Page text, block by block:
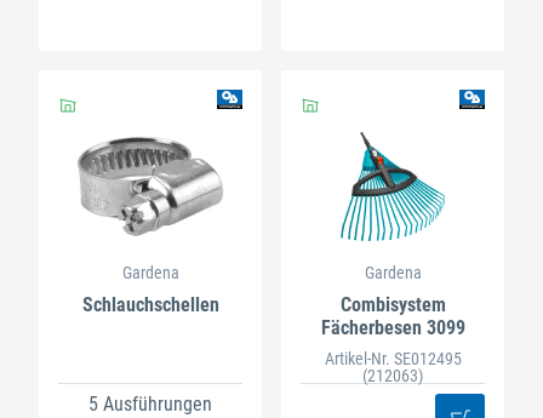
Gardena
Schlauchschellen
5 Ausführungen
Gardena
Combisystem
Fächerbesen 3099
Artikel-Nr. SE012495
(212063)